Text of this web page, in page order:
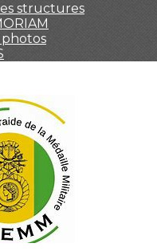
structures